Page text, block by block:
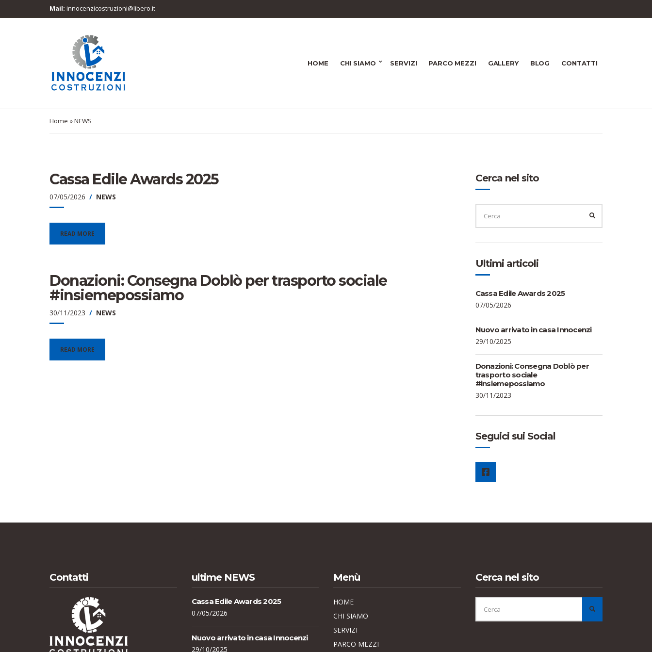
Mail: innocenzicostruzioni@libero.it
HOME CHI SIAMO SERVIZI PARCO MEZZI GALLERY BLOG CONTATTI
Home »NEWS
Cassa Edile Awards 2025
07/05/2026 NEWS
READ MORE
Donazioni: Consegna Doblò per trasporto sociale
#insiemepossiamo
30/11/2023 NEWS
READ MORE
Cerca nel sito
CERCA
PER:
Ultimi articoli
Cassa Edile Awards 2025
07/05/2026
Nuovo arrivato in casa Innocenzi
29/10/2025
Donazioni: Consegna Doblò per
trasporto sociale
#insiemepossiamo
30/11/2023
Seguici sui Social
Contatti ultime NEWS
Cassa Edile Awards 2025
07/05/2026
Nuovo arrivato in casa Innocenzi
29/10/2025
Menù
HOME
CHI SIAMO
SERVIZI
PARCO MEZZI
Cerca nel sito
CERCA
PER: